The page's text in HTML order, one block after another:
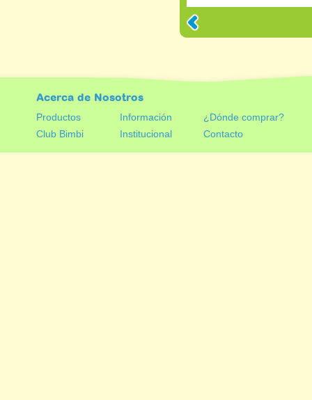
Acerca de Nosotros
Productos Información
¿Dónde comprar?
Club Bimbi
Institucional Contacto